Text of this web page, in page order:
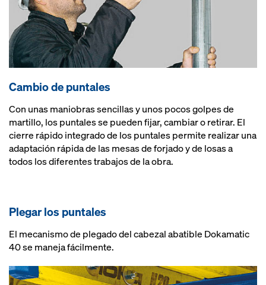
Cambio de puntales
Con unas maniobras sencillas y unos pocos golpes de
martillo, los puntales se pueden fijar, cambiar o retirar. El
cierre rápido integrado de los puntales permite realizar una
adaptación rápida de las mesas de forjado y de losas a
todos los diferentes trabajos de la obra.
Plegar los puntales
El mecanismo de plegado del cabezal abatible Dokamatic
40 se maneja fácilmente.